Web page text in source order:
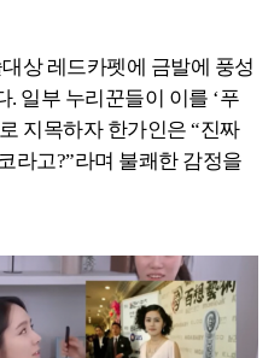
상 레드카펫에 금발에 풍성
. 일부 누리꾼들이 이를 ‘푸
지목하자 한가인은 “진짜
라고?”라며 불쾌한 감정을